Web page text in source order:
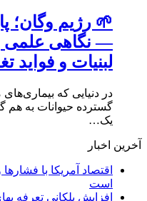
🌱 رژیم وگان؛
— نگاهی
لبنیات و فواید
در دنیایی که
گسترده حیوانات به هم
یک…
آخرین اخبار
اقتصاد آمریکا با
است
افزایش پلکانی تعرفه